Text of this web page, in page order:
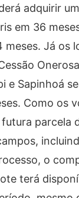
adquirir
em 36
meses. Já os
e Sapinhoá
Como os
parcela
o
terá